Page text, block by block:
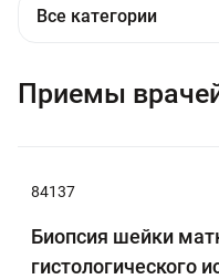
Приемы
84137
Биопсия шейки
гистологического